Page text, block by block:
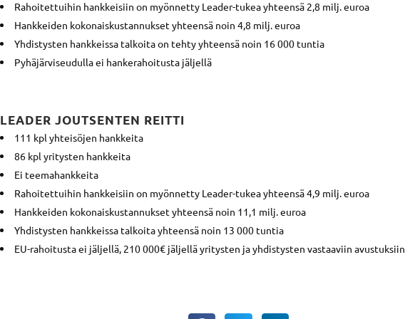
Rahoitettuihin hankkeisiin on myönnetty Leader-tukea yhteensä 2,8 milj. euroa
Hankkeiden kokonaiskustannukset yhteensä noin 4,8 milj. euroa
Yhdistysten hankkeissa talkoita on tehty yhteensä noin 16 000 tuntia
Pyhäjärviseudulla ei hankerahoitusta jäljellä
LEADER JOUTSENTEN REITTI
111 kpl yhteisöjen hankkeita
86 kpl yritysten hankkeita
Ei teemahankkeita
Rahoitettuihin hankkeisiin on myönnetty Leader-tukea yhteensä 4,9 milj. euroa
Hankkeiden kokonaiskustannukset yhteensä noin 11,1 milj. euroa
Yhdistysten hankkeissa talkoita yhteensä noin 13 000 tuntia
EU-rahoitusta ei jäljellä, 210 000€ jäljellä yritysten ja yhdistysten vastaaviin avustuksiin